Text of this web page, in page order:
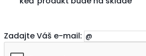
Zadajte Váš e-mail: